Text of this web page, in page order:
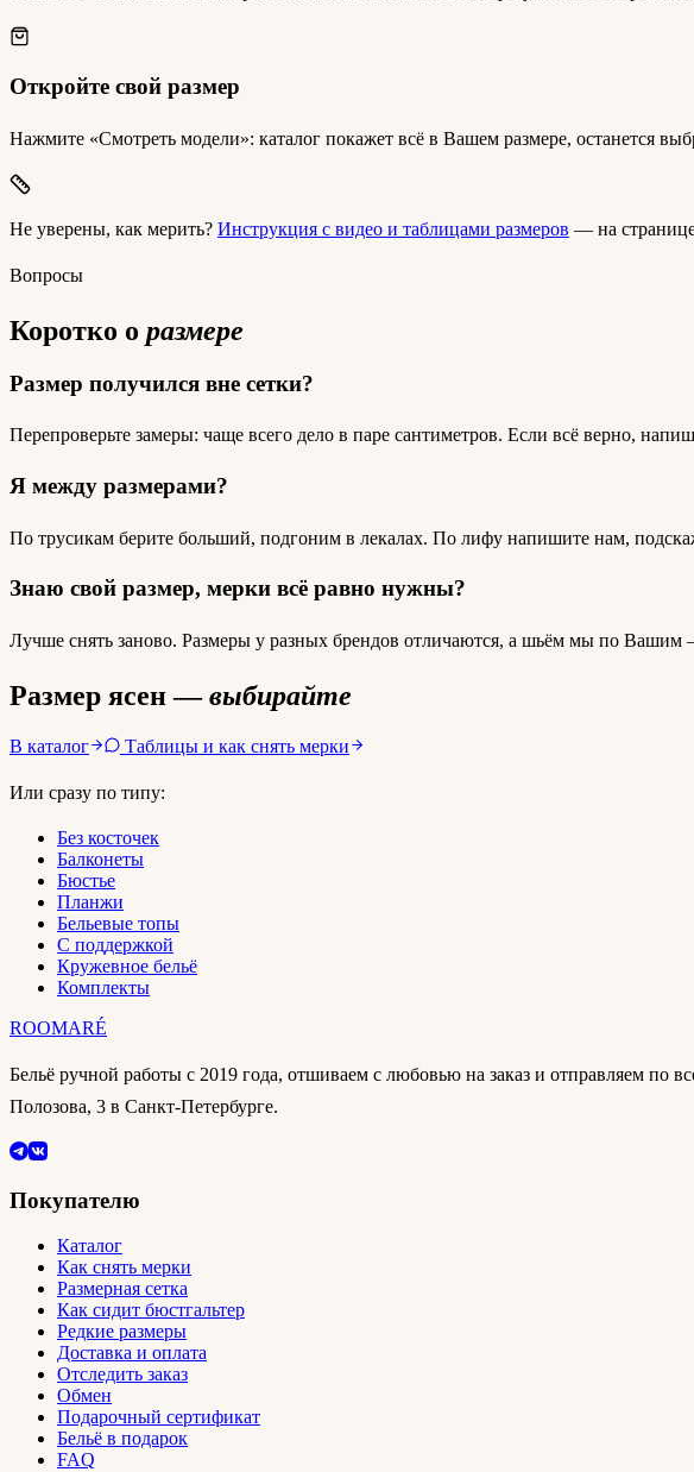
Откройте свой размер
Нажмите «Смотреть модели»: каталог покажет всё в Вашем размере, останется
Не уверены, как мерить? Инструкция с видео и таблицами размеров — на
Вопросы
Коротко о размере
Размер получился вне сетки?
Перепроверьте замеры: чаще всего дело в паре сантиметров. Если всё верно,
Я между размерами?
По трусикам берите больший, подгоним в лекалах. По лифу напишите нам,
Знаю свой размер, мерки всё равно нужны?
Лучше снять заново. Размеры у разных брендов отличаются, а шьём мы по Вашим
Размер ясен — выбирайте
В каталог Таблицы и как снять мерки
Или сразу по типу:
Без косточек
Балконеты
Бюстье
Планжи
Бельевые топы
С поддержкой
Кружевное бельё
Комплекты
ROOMARÉ
Бельё ручной работы с 2019 года, отшиваем с любовью на заказ и отправляем
Полозова, 3 в Санкт-Петербурге.
Покупателю
Каталог
Как снять мерки
Размерная сетка
Как сидит бюстгальтер
Редкие размеры
Доставка и оплата
Отследить заказ
Обмен
Подарочный сертификат
Бельё в подарок
FAQ